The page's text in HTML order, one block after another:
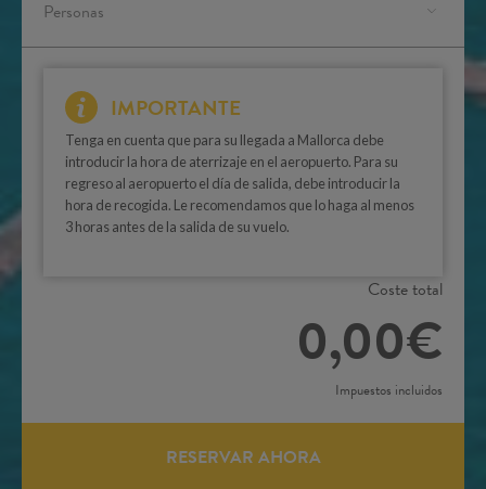
IMPORTANTE
Tenga en cuenta que para su llegada a Mallorca debe
introducir la hora de aterrizaje en el aeropuerto. Para su
regreso al aeropuerto el día de salida, debe introducir la
hora de recogida. Le recomendamos que lo haga al menos
3 horas antes de la salida de su vuelo.
Coste total
0,00€
Impuestos incluidos
RESERVAR AHORA